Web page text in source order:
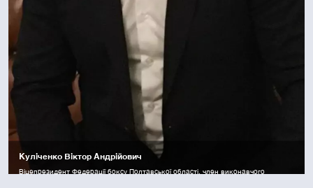
Куліченко Віктор Андрійович
Віцепрезидент Федерації боксу Полтавської області, член виконавчого